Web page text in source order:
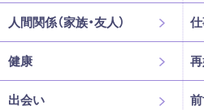
人間関係（家族・友人）
健康
出会い